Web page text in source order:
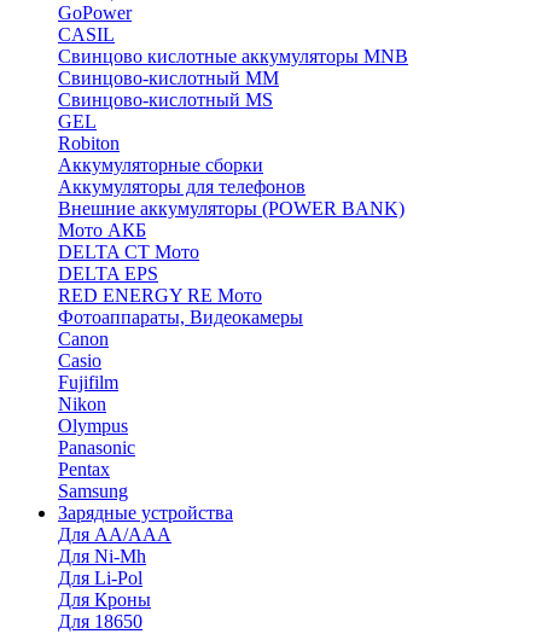
GoPower
CASIL
Свинцово кислотные аккумуляторы MNB
Cвинцово-кислотный MM
Cвинцово-кислотный MS
GEL
Robiton
Аккумуляторные сборки
Аккумуляторы для телефонов
Внешние аккумуляторы (POWER BANK)
Мото АКБ
DELTA CT Мото
DELTA EPS
RED ENERGY RE Мото
Фотоаппараты, Видеокамеры
Canon
Casio
Fujifilm
Nikon
Olympus
Panasonic
Pentax
Samsung
Зарядные устройства
Для AA/AAA
Для Ni-Mh
Для Li-Pol
Для Кроны
Для 18650